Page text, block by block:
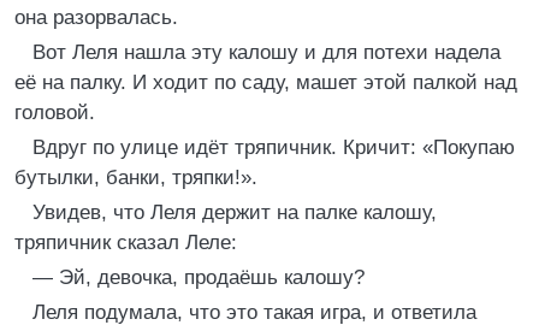
она разорвалась.
Вот Леля нашла эту калошу и для потехи надела
её на палку. И ходит по саду, машет этой палкой над
головой.
Вдруг по улице идёт тряпичник. Кричит: «Покупаю
бутылки, банки, тряпки!».
Увидев, что Леля держит на палке калошу,
тряпичник сказал Леле:
— Эй, девочка, продаёшь калошу?
Леля подумала, что это такая игра, и ответила